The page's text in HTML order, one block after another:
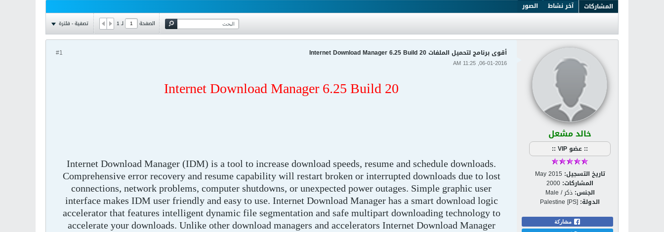
المشاركات آخر نشاط الصور
الصفحة لـ1 تصفية - فلترة
خالد مشعل
:: عضو VIP ::
تاريخ التسجيل: May 2015
المشاركات: 2000
الجنس: ذكر / Male
الدولة: Palestine [PS]
مشاركة
#1 أقوى برنامج لتحميل الملفات Internet Download Manager 6.25 Build 20
06-01-2016, 11:25 AM
Internet Download Manager 6.25 Build 20
Internet Download Manager (IDM) is a tool to increase download speeds, resume and schedule downloads.
Comprehensive error recovery and resume capability will restart broken or interrupted downloads due to lost
connections, network problems, computer shutdowns, or unexpected power outages. Simple graphic user
interface makes IDM user friendly and easy to use. Internet Download Manager has a smart download logic
accelerator that features intelligent dynamic file segmentation and safe multipart downloading technology to
accelerate your downloads. Unlike other download managers and accelerators Internet Download Manager